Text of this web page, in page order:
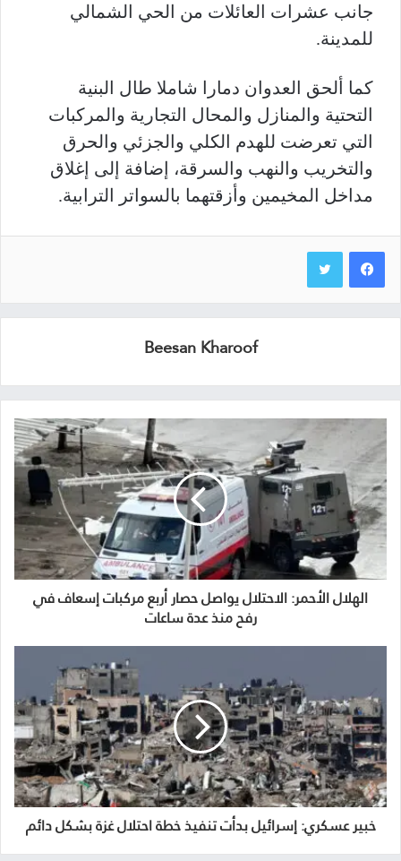
جانب عشرات العائلات من الحي الشمالي
للمدينة.
كما ألحق العدوان دمارا شاملا طال البنية
التحتية والمنازل والمحال التجارية والمركبات
التي تعرضت للهدم الكلي والجزئي والحرق
والتخريب والنهب والسرقة، إضافة إلى إغلاق
مداخل المخيمين وأزقتهما بالسواتر الترابية.
Beesan Kharoof
الهلال الأحمر: الاحتلال يواصل حصار أربع مركبات إسعاف في
رفح منذ عدة ساعات
خبير عسكري: إسرائيل بدأت تنفيذ خطة احتلال غزة بشكل دائم